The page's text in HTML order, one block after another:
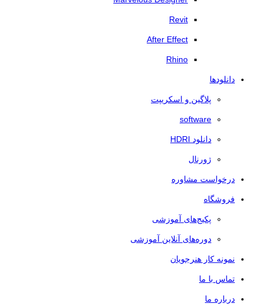
Revit
After Effect
Rhino
دانلودها
پلاگین و اسکریپت
software
دانلود HDRI
ژورنال
درخواست مشاوره
فروشگاه
پکیج‌های آموزشی
دوره‌های آنلاین آموزشی
نمونه کار هنرجویان
تماس با ما
درباره ما